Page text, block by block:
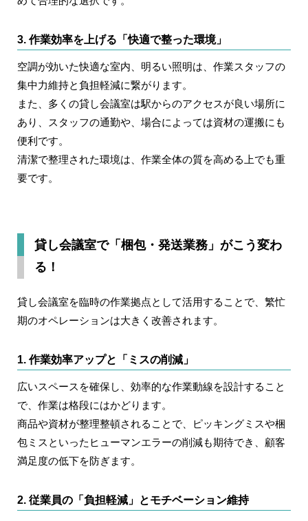
3. 作業効率を上げる「快適で整った環境」
空調が効いた快適な室内、明るい照明は、作業スタッフの
集中力維持と負担軽減に繋がります。
また、多くの貸し会議室は駅からのアクセスが良い場所に
あり、スタッフの通勤や、場合によっては資材の運搬にも
便利です。
清潔で整理された環境は、作業全体の質を高める上でも重
要です。
貸し会議室で「梱包・発送業務」がこう変わ
る！
貸し会議室を臨時の作業拠点として活用することで、繁忙
期のオペレーションは大きく改善されます。
1. 作業効率アップと「ミスの削減」
広いスペースを確保し、効率的な作業動線を設計すること
で、作業は格段にはかどります。
商品や資材が整理整頓されることで、ピッキングミスや梱
包ミスといったヒューマンエラーの削減も期待でき、顧客
満足度の低下を防ぎます。
2. 従業員の「負担軽減」とモチベーション維持